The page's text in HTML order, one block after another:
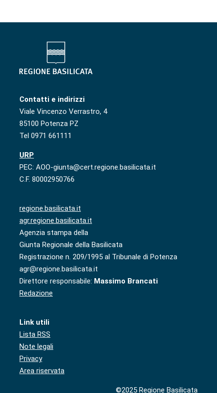
Contatti e indirizzi
Viale Vincenzo Verrastro, 4
85100 Potenza PZ
Tel 0971 661111
URP
PEC: AOO-giunta@cert.regione.basilicata.it
C.F. 80002950766
regione.basilicata.it
agr.regione.basilicata.it
Agenzia stampa della
Giunta Regionale della Basilicata
Registrazione n. 209/1995 al Tribunale di Potenza
agr@regione.basilicata.it
Direttore responsabile: Massimo Brancati
Redazione
Link utili
Lista RSS
Note legali
Privacy
Area riservata
©2025 Regione Basilicata